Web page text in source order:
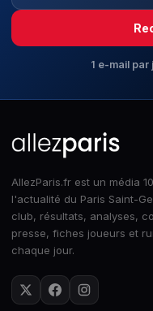
1 e-mail par
AllezParis.fr est un média
l'actualité du Paris Saint-
club, résultats, analyses,
presse, fiches joueurs et
chaque jour.